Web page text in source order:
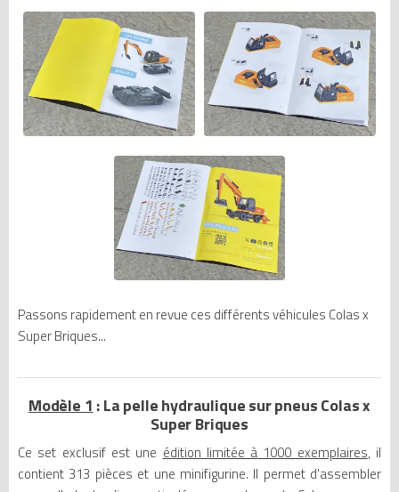
Passons rapidement en revue ces différents véhicules Colas x
Super Briques...
Modèle 1 : La pelle hydraulique sur pneus Colas x
Super Briques
Ce set exclusif est une édition limitée à 1000 exemplaires, il
contient 313 pièces et une minifigurine. Il permet d'assembler